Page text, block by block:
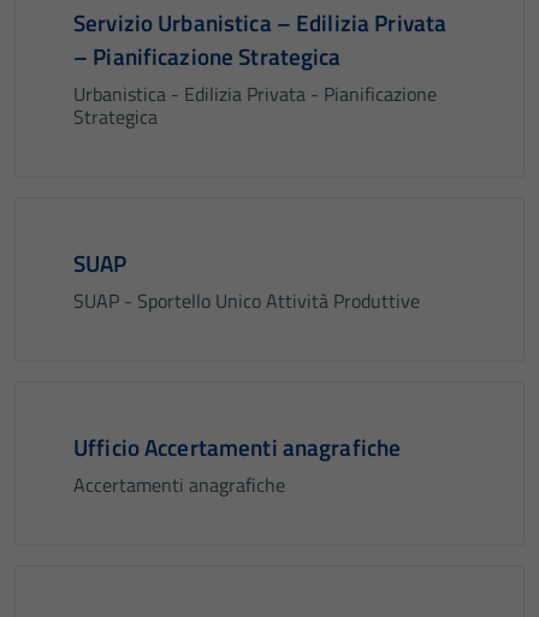
Servizio Urbanistica – Edilizia Privata
– Pianificazione Strategica
Urbanistica - Edilizia Privata - Pianificazione
Strategica
SUAP
SUAP - Sportello Unico Attività Produttive
Ufficio Accertamenti anagrafiche
Accertamenti anagrafiche